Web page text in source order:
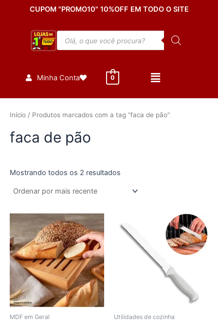
CUPOM "PROMO10" 10%OFF EM TODO O SITE
Pesquisar
produtos
Minha Conta 0
Início / Produtos marcados com a tag “faca de pão”
faca de pão
Mostrando todos os 2 resultados
por
MDF em Geral Utilidades de cozinha